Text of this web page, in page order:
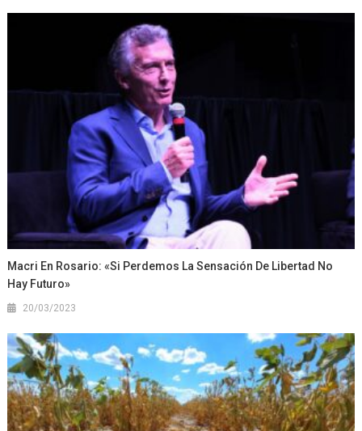
Macri En Rosario: «Si Perdemos La Sensación De Libertad No
Hay Futuro»
20/03/2023